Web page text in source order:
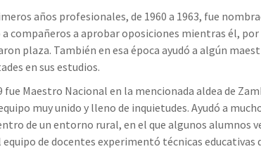
años profesionales, de 1960 a 1963, fue
compañeros a aprobar oposiciones mientras él, por
plaza. También en esa época ayudó a algún
en sus estudios.
fue Maestro Nacional en la mencionada aldea de
muy unido y lleno de inquietudes. Ayudó a
de un entorno rural, en el que algunos alumnos
de docentes experimentó técnicas